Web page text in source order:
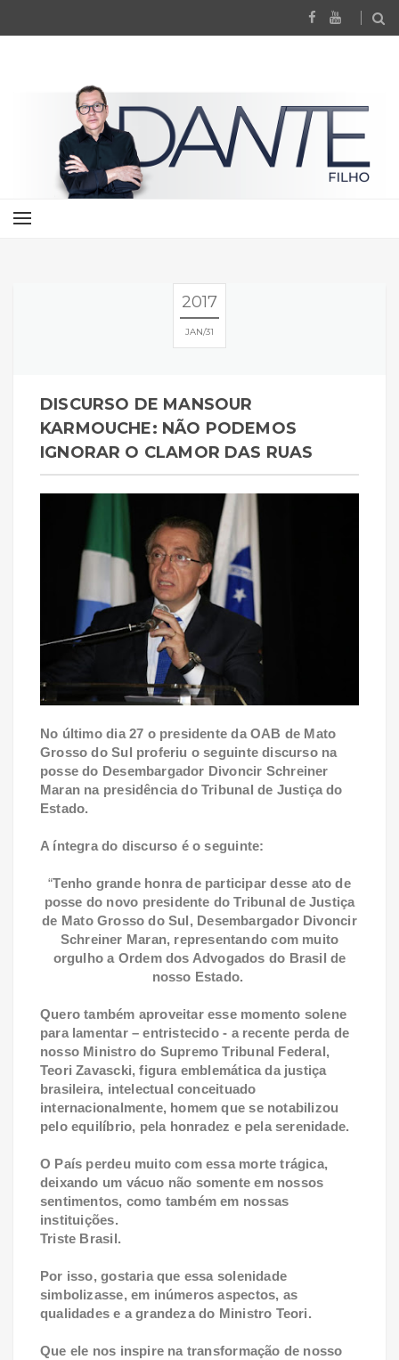
2017
JAN 31
DISCURSO DE MANSOUR
KARMOUCHE: NÃO PODEMOS
IGNORAR O CLAMOR DAS RUAS
No último dia 27 o presidente da OAB de Mato
Grosso do Sul proferiu o seguinte discurso na
posse do Desembargador Divoncir Schreiner
Maran na presidência do Tribunal de Justiça do
Estado.
A íntegra do discurso é o seguinte:
“Tenho grande honra de participar desse ato de
posse do novo presidente do Tribunal de Justiça
de Mato Grosso do Sul, Desembargador Divoncir
Schreiner Maran, representando com muito
orgulho a Ordem dos Advogados do Brasil de
nosso Estado.
Quero também aproveitar esse momento solene
para lamentar – entristecido - a recente perda de
nosso Ministro do Supremo Tribunal Federal,
Teori Zavascki, figura emblemática da justiça
brasileira, intelectual conceituado
internacionalmente, homem que se notabilizou
pelo equilíbrio, pela honradez e pela serenidade.
O País perdeu muito com essa morte trágica,
deixando um vácuo não somente em nossos
sentimentos, como também em nossas
instituições.
Triste Brasil.
Por isso, gostaria que essa solenidade
simbolizasse, em inúmeros aspectos, as
qualidades e a grandeza do Ministro Teori.
Que ele nos inspire na transformação de nosso